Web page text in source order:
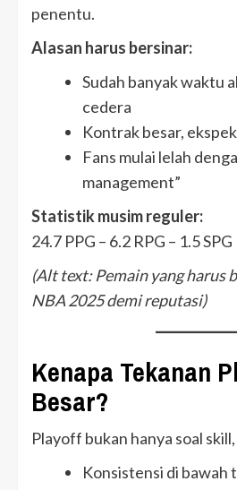
penentu.
Alasan harus bersinar:
Sudah banyak waktu
cedera
Kontrak besar,
Fans mulai lelah
management”
Statistik musim reguler:
24.7 PPG – 6.2 RPG – 1.5 SPG
(Alt text: Pemain yang harus
NBA 2025 demi reputasi)
Kenapa Tekanan
Besar?
Playoff bukan hanya soal
Konsistensi di bawah